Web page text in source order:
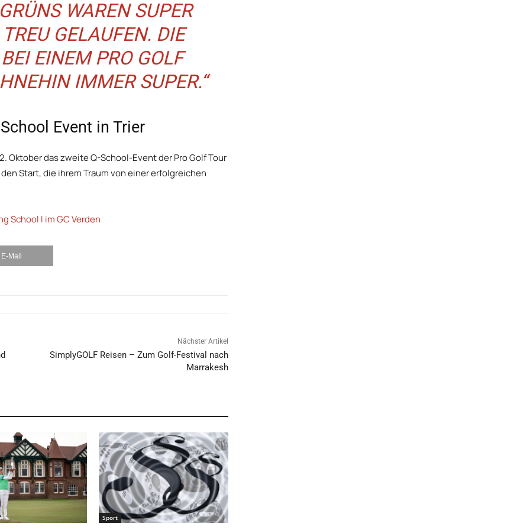
WAREN SUPER
GELAUFEN. DIE
EINEM PRO GOLF
IMMER SUPER.“
Event in Trier
Oktober das zweite Q-School-Event der Pro Golf Tour
Start, die ihrem Traum von einer erfolgreichen
School I im GC Verden
E-Mail
Nächster Artikel
SimplyGOLF Reisen – Zum Golf-Festival nach
Marrakesh
Sport